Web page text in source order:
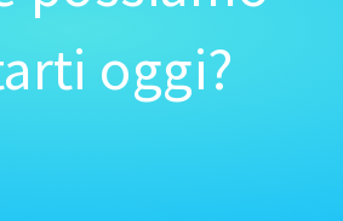
oggi?